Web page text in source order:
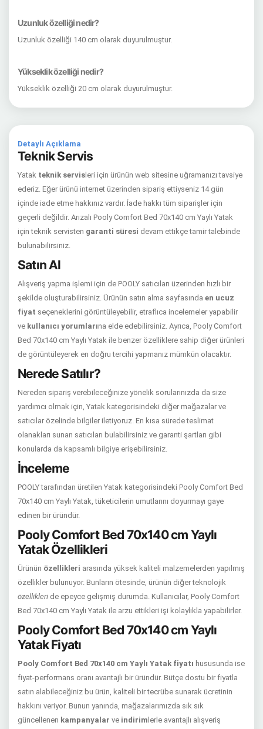
Uzunluk özelliği nedir?
Uzunluk özelliği 140 cm olarak duyurulmuştur.
Yükseklik özelliği nedir?
Yükseklik özelliği 20 cm olarak duyurulmuştur.
Detaylı Açıklama
Teknik Servis
Yatak teknik servis leri için ürünün web sitesine uğramanızı tavsiye
ederiz. Eğer ürünü internet üzerinden sipariş ettiyseniz 14 gün
içinde iade etme hakkınız vardır. İade hakkı tüm siparişler için
geçerli değildir. Arızalı Pooly Comfort Bed 70x140 cm Yaylı Yatak
için teknik servisten garanti süresi devam ettikçe tamir talebinde
bulunabilirsiniz.
Satın Al
Alışveriş yapma işlemi için de POOLY satıcıları üzerinden hızlı bir
şekilde oluşturabilirsiniz. Ürünün satın alma sayfasında en ucuz
fiyat seçeneklerini görüntüleyebilir, etraflıca incelemeler yapabilir
ve kullanıcı yorumlarına elde edebilirsiniz. Ayrıca, Pooly Comfort
Bed 70x140 cm Yaylı Yatak ile benzer özelliklere sahip diğer ürünleri
de görüntüleyerek en doğru tercihi yapmanız mümkün olacaktır.
Nerede Satılır?
Nereden sipariş verebileceğinize yönelik sorularınızda da size
yardımcı olmak için, Yatak kategorisindeki diğer mağazalar ve
satıcılar özelinde bilgiler iletiyoruz. En kısa sürede teslimat
olanakları sunan satıcıları bulabilirsiniz ve garanti şartları gibi
konularda da kapsamlı bilgiye erişebilirsiniz.
İnceleme
POOLY tarafından üretilen Yatak kategorisindeki Pooly Comfort Bed
70x140 cm Yaylı Yatak, tüketicilerin umutlarını doyurmayı gaye
edinen bir üründür.
Pooly Comfort Bed 70x140 cm Yaylı
Yatak Özellikleri
Ürünün özellikleri arasında yüksek kaliteli malzemelerden yapılmış
özellikler bulunuyor. Bunların ötesinde, ürünün diğer teknolojik
özellikleri de epeyce gelişmiş durumda. Kullanıcılar, Pooly Comfort
Bed 70x140 cm Yaylı Yatak ile arzu ettikleri işi kolaylıkla yapabilirler.
Pooly Comfort Bed 70x140 cm Yaylı
Yatak Fiyatı
Pooly Comfort Bed 70x140 cm Yaylı Yatak fiyatı hususunda ise
fiyat-performans oranı avantajlı bir üründür. Bütçe dostu bir fiyatla
satın alabileceğiniz bu ürün, kaliteli bir tecrübe sunarak ücretinin
hakkını veriyor. Bunun yanında, mağazalarımızda sık sık
güncellenen kampanyalar ve indirim lerle avantajlı alışveriş